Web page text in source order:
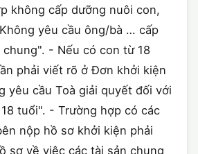
không cấp dưỡng nuôi con,
yêu cầu ông/bà … cấp
- Nếu có con từ 18
phải viết rõ ở Đơn khởi kiện
yêu cầu Toà giải quyết đối với
tuổi". - Trường hợp có các
nộp hồ sơ khởi kiện phải
sơ về việc các tài sản chung